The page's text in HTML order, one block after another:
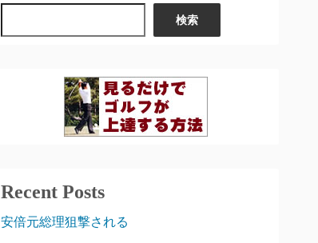
検索
Recent Posts
安倍元総理狙撃される